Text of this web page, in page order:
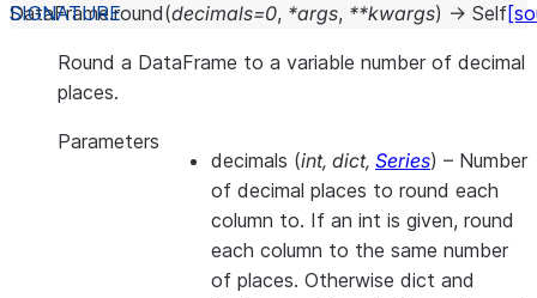
DataFrame.round(decimals=0, *args, **kwargs) → Self
Round a DataFrame to a variable number of decimal
places.
Parameters
decimals (int, dict, Series) – Number
of decimal places to round each
column to. If an int is given, round
each column to the same number
of places. Otherwise dict and